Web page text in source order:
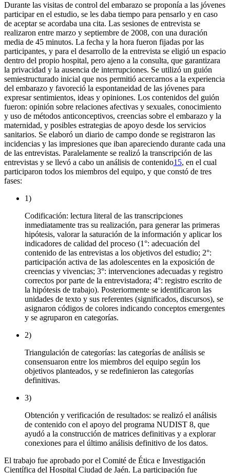
Durante las visitas de control del embarazo se proponía a las jóvenes
participar en el estudio, se les daba tiempo para pensarlo y en caso
de aceptar se acordaba una cita. Las sesiones de entrevista se
realizaron entre marzo y septiembre de 2008, con una duración
media de 45 minutos. La fecha y la hora fueron fijadas por las
participantes, y para el desarrollo de la entrevista se eligió un espacio
dentro del propio hospital, pero ajeno a la consulta, que garantizara
la privacidad y la ausencia de interrupciones. Se utilizó un guión
semiestructurado inicial que nos permitió acercarnos a la experiencia
del embarazo y favoreció la espontaneidad de las jóvenes para
expresar sentimientos, ideas y opiniones. Los contenidos del guión
fueron: opinión sobre relaciones afectivas y sexuales, conocimiento
y uso de métodos anticonceptivos, creencias sobre el embarazo y la
maternidad, y posibles estrategias de apoyo desde los servicios
sanitarios. Se elaboró un diario de campo donde se registraron las
incidencias y las impresiones que iban apareciendo durante cada una
de las entrevistas. Paralelamente se realizó la transcripción de las
entrevistas y se llevó a cabo un análisis de contenido15, en el cual
participaron todos los miembros del equipo, y que constó de tres
fases:
1)
Codificación: lectura literal de las transcripciones
inmediatamente tras su realización, para generar las primeras
hipótesis, valorar la saturación de la información y aplicar los
indicadores de calidad del proceso (1°: adecuación del
contenido de las entrevistas a los objetivos del estudio; 2°:
participación activa de las adolescentes en la exposición de
creencias y vivencias; 3°: intervenciones adecuadas y registro
correctos por parte de la entrevistadora; 4°: registro escrito de
la hipótesis de trabajo). Posteriormente se identificaron las
unidades de texto y sus referentes (significados, discursos), se
asignaron códigos de colores indicando conceptos emergentes
y se agruparon en categorías.
2)
Triangulación de categorías: las categorías de análisis se
consensuaron entre los miembros del equipo según los
objetivos planteados, y se redefinieron las categorías
definitivas.
3)
Obtención y verificación de resultados: se realizó el análisis
de contenido con el apoyo del programa NUDIST 8, que
ayudó a la construcción de matrices definitivas y a explorar
conexiones para el último análisis definitivo de los datos.
El trabajo fue aprobado por el Comité de Ética e Investigación
Científica del Hospital Ciudad de Jaén. La participación fue